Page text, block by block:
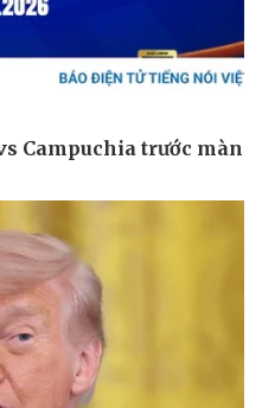
Sành điệu
Tin Công nghệ